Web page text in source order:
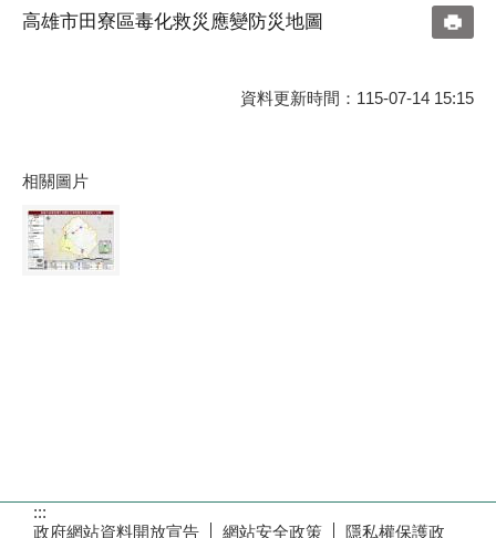
高雄市田寮區毒化救災應變防災地圖
資料更新時間：115-07-14 15:15
相關圖片
:::
政府網站資料開放宣告
網站安全政策 隱私權保護政